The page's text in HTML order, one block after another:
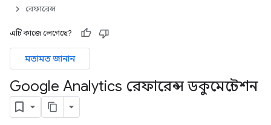
রেফারেন্স
এটি কাজে লেগেছে?
মতামত জানান
Google Analytics রেফারেন্স ডকুমেন্টেশন